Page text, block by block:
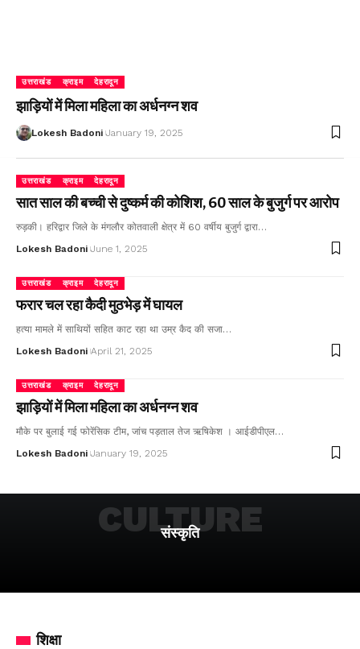
उत्तराखंड क्राइम देहरादून
झाड़ियों में मिला महिला का अर्धनग्न शव
Lokesh Badoni January 19, 2025
उत्तराखंड क्राइम देहरादून
सात साल की बच्ची से दुष्कर्म की कोशिश, 60 साल के बुजुर्ग पर आरोप
रुड़की। हरिद्वार जिले के मंगलौर कोतवाली क्षेत्र में 60 वर्षीय बुजुर्ग द्वारा…
Lokesh Badoni June 1, 2025
उत्तराखंड क्राइम देहरादून
फरार चल रहा कैदी मुठभेड़ में घायल
हत्या मामले में साथियों सहित काट रहा था उम्र कैद की सजा…
Lokesh Badoni April 21, 2025
उत्तराखंड क्राइम देहरादून
झाड़ियों में मिला महिला का अर्धनग्न शव
मौके पर बुलाई गई फोरेंसिक टीम, जांच पड़ताल तेज ऋषिकेश । आईडीपीएल…
Lokesh Badoni January 19, 2025
संस्कृति
CULTURE
शिक्षा